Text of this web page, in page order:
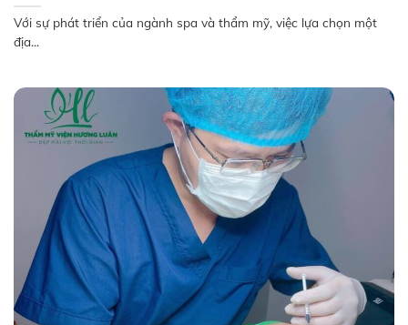
Với sự phát triển của ngành spa và thẩm mỹ, việc lựa chọn một
địa...